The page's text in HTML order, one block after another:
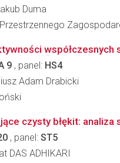
Duma
9 , panel: HS4
Adam Drabicki
czysty błękit:
, panel: ST5
DAS ADHIKARI